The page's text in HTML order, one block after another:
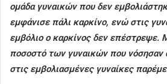
ομάδα γυναικών που δεν
εμφάνισε πάλι καρκίνο, ενώ στις
εμβόλιο ο καρκίνος δεν επέστρεψε.
ποσοστό των γυναικών που νόσησαν
στις εμβολιασμένες γυναίκες